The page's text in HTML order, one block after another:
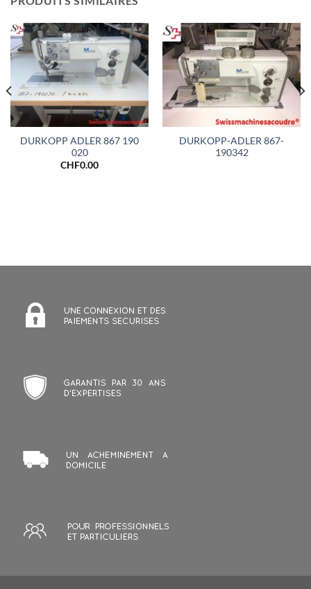
DURKOPP ADLER 867 190
020
CHF0.00
DURKOPP-ADLER 867-
190342